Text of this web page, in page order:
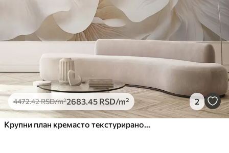
4472.42RSD/m²2683 .45 RSD/m² 2